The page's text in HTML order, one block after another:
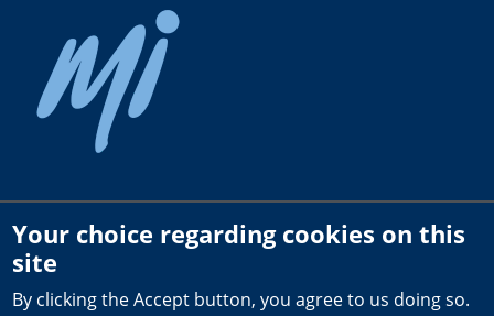
Copyright © 2026 milkrite | InterPuls. All rights reserved.
Terms of use
Your choice regarding cookies on this
site
By clicking the Accept button, you agree to us doing so.